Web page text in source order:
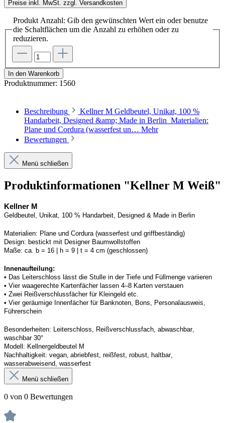
Preise inkl. MwSt. zzgl. Versandkosten
Produkt Anzahl: Gib den gewünschten Wert ein oder benutze
die Schaltflächen um die Anzahl zu erhöhen oder zu
reduzieren.
In den Warenkorb
Produktnummer: 1560
Beschreibung
Kellner M Geldbeutel, Unikat, 100 %
Handarbeit, Designed &amp; Made in Berlin Materialien:
Plane und Cordura (wasserfest un… Mehr
Bewertungen
Menü schließen
Produktinformationen "Kellner M Weiß"
Kellner M
Geldbeutel, Unikat, 100 % Handarbeit, Designed & Made in Berlin
Materialien: Plane und Cordura (wasserfest und griffbeständig)
Design: bestickt mit Designer Baumwollstoffen
Maße: ca. b = 16 | h = 9 | t = 4 cm (geschlossen)
Innenaufteilung:
• Das Leiterschloss lässt die Stulle in der Tiefe und Füllmenge variieren
• Vier waagerechte Kartenfächer lassen 4–8 Karten verstauen
• Zwei Reißverschlussfächer für Kleingeld etc.
• Vier geräumige Innenfächer für Banknoten, Bons, Personalausweis,
Führerschein
Besonderheiten: Leiterschloss, Reißverschlussfach, abwaschbar,
waschbar 30°
Modell: Kellnergeldbeutel M
Nachhaltigkeit: vegan, abriebfest, reißfest, robust, haltbar,
wasserabweisend, wasserfest
Menü schließen
0 von 0 Bewertungen